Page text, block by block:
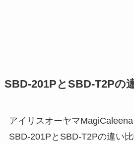
SBD-201PとSBD-T2Pの
アイリスオーヤマMagiCaleena
SBD-201PとSBD-T2Pの違い